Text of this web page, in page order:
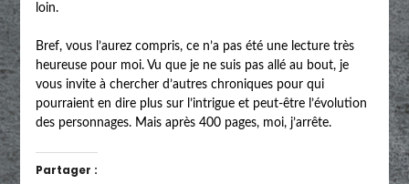
loin.
Bref, vous l’aurez compris, ce n’a pas été une lecture très
heureuse pour moi. Vu que je ne suis pas allé au bout, je
vous invite à chercher d’autres chroniques pour qui
pourraient en dire plus sur l’intrigue et peut-être l’évolution
des personnages. Mais après 400 pages, moi, j’arrête.
Partager :